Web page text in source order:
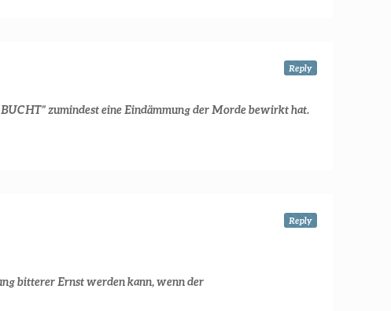
zumindest eine Eindämmung der Morde bewirkt hat.
Reply
bitterer Ernst werden kann, wenn der
Reply